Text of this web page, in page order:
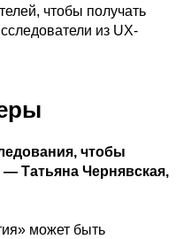
чтобы получать
из UX-
чтобы
— Татьяна Чернявская,
может быть